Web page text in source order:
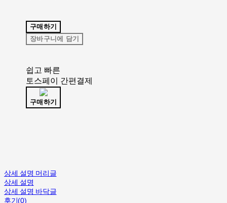
구매하기
장바구니에 담기
쉽고 빠른
토스페이 간편결제
구매하기
상세 설명 머리글
상세 설명
상세 설명 바닥글
후기(0)